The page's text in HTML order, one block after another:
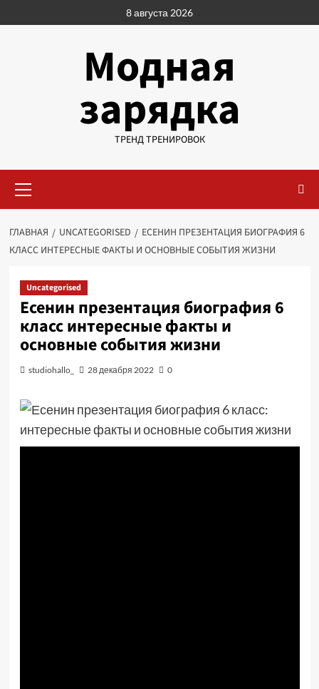
к
8 августа 2026
Модная
зарядка
ТРЕНД ТРЕНИРОВОК
меню
ГЛАВНАЯ UNCATEGORISED
ЕСЕНИН ПРЕЗЕНТАЦИЯ БИОГРАФИЯ 6
КЛАСС ИНТЕРЕСНЫЕ ФАКТЫ И ОСНОВНЫЕ СОБЫТИЯ ЖИЗНИ
Uncategorised
Есенин презентация биография 6
класс интересные факты и
основные события жизни
studiohallo_ 28 декабря 2022 0